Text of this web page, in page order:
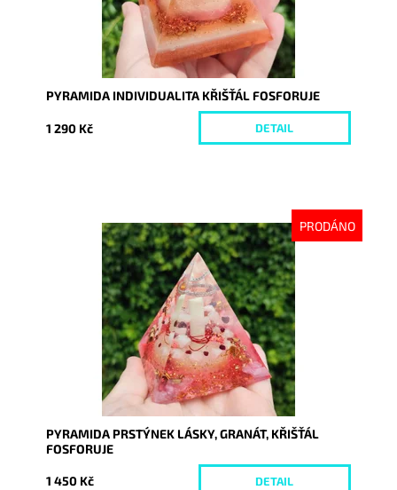
PYRAMIDA INDIVIDUALITA KŘIŠŤÁL FOSFORUJE
1 290 Kč DETAIL
PRODÁNO
Dostupnost:
Vyprodáno
9047
PYRAMIDA PRSTÝNEK LÁSKY, GRANÁT, KŘIŠŤÁL
FOSFORUJE
1 450 Kč DETAIL